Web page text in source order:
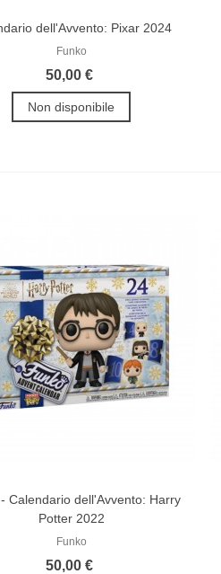
dell'Avvento: Pixar 2024
Funko
50,00 €
Non disponibile
Calendario dell'Avvento: Harry
Potter 2022
Funko
50,00 €